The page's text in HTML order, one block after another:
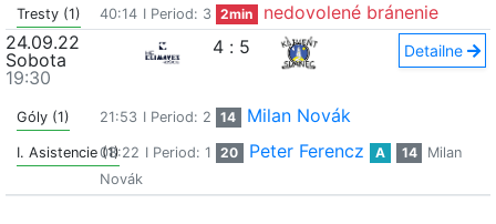
Tresty (1) 40:14 I Period: 3 2min
nedovolené bránenie
24.09.22
Sobota
19:30
4 : 5 Detailne
Góly (1) 21:53 I Period: 2 14 Milan Novák
I. Asistencie (1)08:22 I Period: 1 20 Peter Ferencz A 14
Milan
Novák